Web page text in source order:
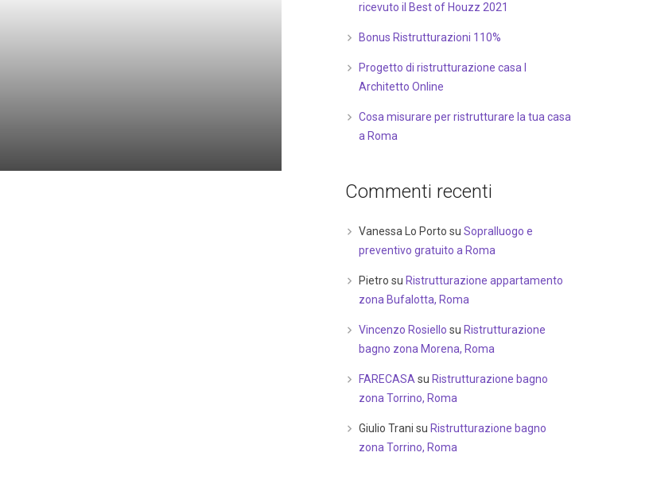
ricevuto il Best of Houzz 2021
Bonus Ristrutturazioni 110%
Progetto di ristrutturazione casa I
Architetto Online
Cosa misurare per ristrutturare la tua casa
a Roma
Commenti recenti
Vanessa Lo Porto su Sopralluogo e
preventivo gratuito a Roma
Pietro su Ristrutturazione appartamento
zona Bufalotta, Roma
Vincenzo Rosiello su Ristrutturazione
bagno zona Morena, Roma
FARECASA su Ristrutturazione bagno
zona Torrino, Roma
Giulio Trani su Ristrutturazione bagno
zona Torrino, Roma